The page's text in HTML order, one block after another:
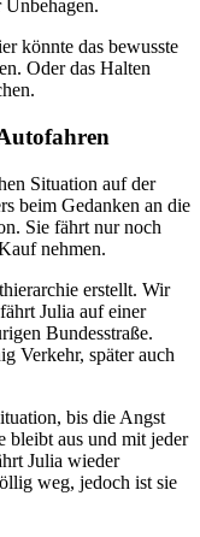
könnte das bewusste
Oder das Halten
Situation auf der
beim Gedanken an die
Sie fährt nur noch
nehmen.
erstellt. Wir
Julia auf einer
Bundesstraße.
Verkehr, später auch
bis die Angst
bleibt aus und mit jeder
Julia wieder
weg, jedoch ist sie